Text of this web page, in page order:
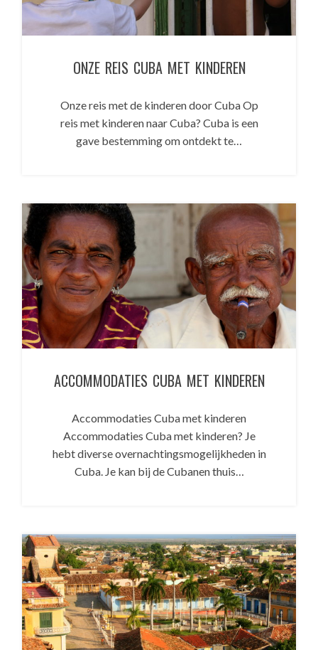
ONZE REIS CUBA MET KINDEREN
Onze reis met de kinderen door Cuba Op
reis met kinderen naar Cuba? Cuba is een
gave bestemming om ontdekt te…
ACCOMMODATIES CUBA MET KINDEREN
Accommodaties Cuba met kinderen
Accommodaties Cuba met kinderen? Je
hebt diverse overnachtingsmogelijkheden in
Cuba. Je kan bij de Cubanen thuis…